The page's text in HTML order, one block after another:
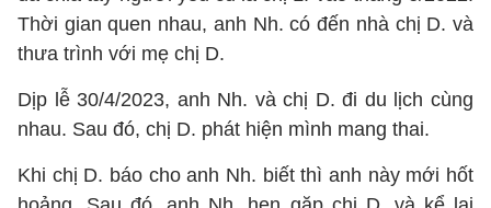
Thời gian quen nhau, anh Nh. có đến nhà chị D. và
thưa trình với mẹ chị D.
Dịp lễ 30/4/2023, anh Nh. và chị D. đi du lịch cùng
nhau. Sau đó, chị D. phát hiện mình mang thai.
Khi chị D. báo cho anh Nh. biết thì anh này mới hốt